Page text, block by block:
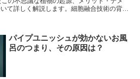
て詳しく解説します。細胞融合技術の背景
パイプユニッシュが効かないお風
呂のつまり、その原因は？